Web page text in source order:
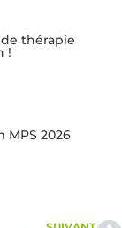
de thérapie
!
MPS 2026